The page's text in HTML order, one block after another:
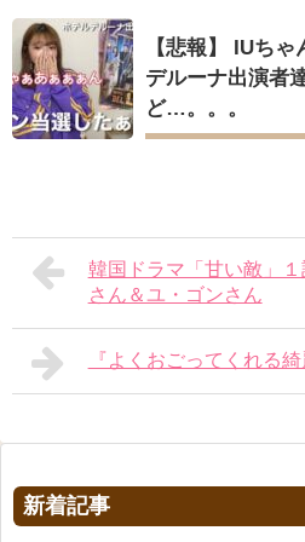
【悲報】 IUち
デルーナ出演者
ど…。。。
韓国ドラマ「甘い敵」
さん＆ユ・ゴンさん
『よくおごってくれる綺
新着記事